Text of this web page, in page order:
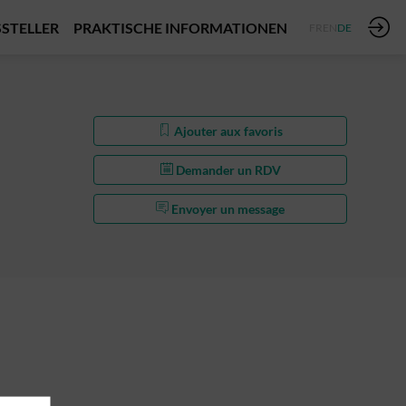
PRAKTISCHE INFORMATIONEN DE
Ajouter aux favoris
Demander un RDV
Envoyer un message